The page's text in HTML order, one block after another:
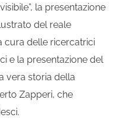
la presentazione
del reale
cura delle ricercatrici
e la presentazione del
vera storia della
Zapperi, che